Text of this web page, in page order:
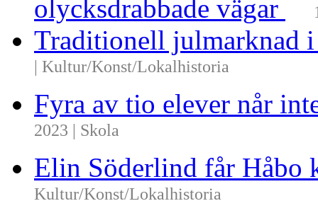
olycksdrabbade vägar
Traditionell julmarknad
| Kultur/Konst/Lokalhistoria
Fyra av tio elever når
2023 | Skola
Elin Söderlind får